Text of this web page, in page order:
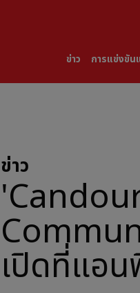
ข่าว การแข่งขัน
ข่าว
เปิดที่แอ